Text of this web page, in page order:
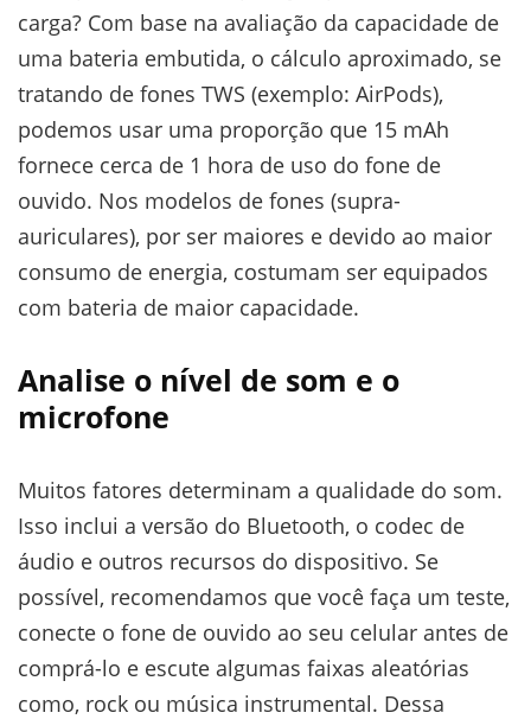
carga? Com base na avaliação da capacidade de
uma bateria embutida, o cálculo aproximado, se
tratando de fones TWS (exemplo: AirPods),
podemos usar uma proporção que 15 mAh
fornece cerca de 1 hora de uso do fone de
ouvido. Nos modelos de fones (supra-
auriculares), por ser maiores e devido ao maior
consumo de energia, costumam ser equipados
com bateria de maior capacidade.
Analise o nível de som e o
microfone
Muitos fatores determinam a qualidade do som.
Isso inclui a versão do Bluetooth, o codec de
áudio e outros recursos do dispositivo. Se
possível, recomendamos que você faça um teste,
conecte o fone de ouvido ao seu celular antes de
comprá-lo e escute algumas faixas aleatórias
como, rock ou música instrumental. Dessa